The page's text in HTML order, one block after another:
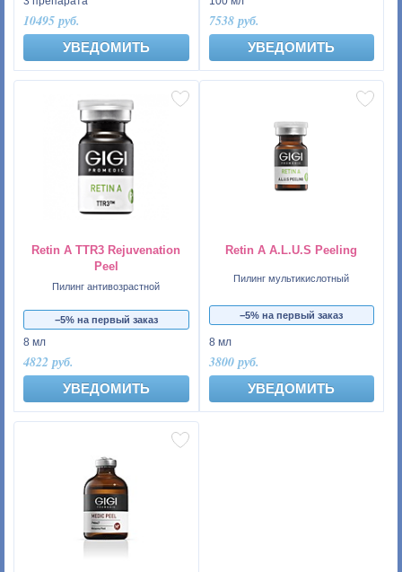
10495 руб.
УВЕДОМИТЬ
7538 руб.
УВЕДОМИТЬ
Rеtin A TTR3 Rejuvenation
Peel
Пилинг антивозрастной
−5% на первый заказ
8 мл
4822 руб.
УВЕДОМИТЬ
Rеtin A A.L.U.S Peeling
Пилинг мультикислотный
−5% на первый заказ
8 мл
3800 руб.
УВЕДОМИТЬ